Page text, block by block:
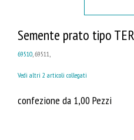
Semente prato tipo
69510 , 69511,
Vedi altri 2 articoli collegati
confezione da 1,00 Pezzi